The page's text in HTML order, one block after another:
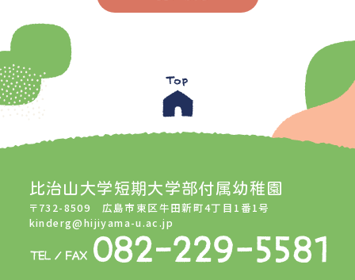
比治山大学短期大学部付属幼稚園
〒732-8509 広島市東区牛田新町4丁目1番1号
kinderg@hijiyama-u.ac.jp